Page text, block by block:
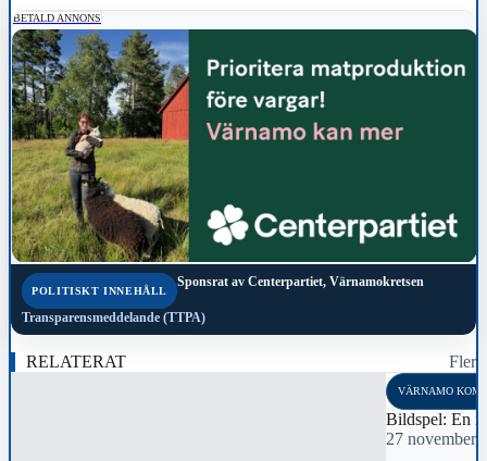
BETALD ANNONS
POLITISKT INNEHÅLL
Sponsrat av Centerpartiet, Värnamokretsen
Transparensmeddelande (TTPA)
RELATERAT Fler
VÄRNAMO
Bildspel: En
27 november,